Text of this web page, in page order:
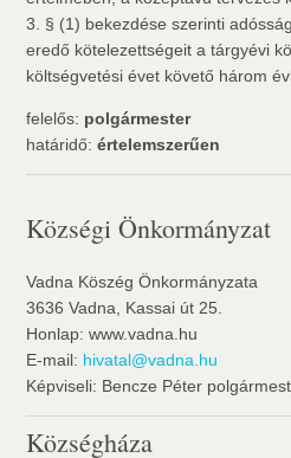
3. § (1) bekezdése szerinti
eredő kötelezettségeit a tárgyévi
költségvetési évet követő három
felelős: polgármester
határidő:értelemszerűen
Községi Önkormányzat
Vadna Köszég Önkormányzata
3636 Vadna, Kassai út 25.
Honlap: www.vadna.hu
E-mail: hivatal@vadna.hu
Képviseli: Bencze Péter
Községháza